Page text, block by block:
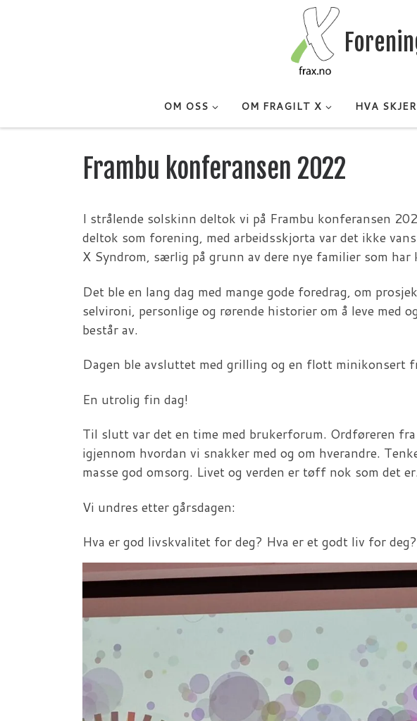
OM OSS OM FRAGILT X HVA
Frambu konferansen 2022
I strålende solskinn deltok vi på Frambu konferansen
deltok som forening, med arbeidsskjorta var det ikke
X Syndrom, særlig på grunn av dere nye familier som har
Det ble en lang dag med mange gode foredrag, om
selvironi, personlige og rørende historier om å leve med
består av.
Dagen ble avsluttet med grilling og en flott minikonsert
En utrolig fin dag!
Til slutt var det en time med brukerforum. Ordføreren
igjennom hvordan vi snakker med og om hverandre.
masse god omsorg. Livet og verden er tøff nok som det er.
Vi undres etter gårsdagen:
Hva er god livskvalitet for deg? Hva er et godt liv for deg?